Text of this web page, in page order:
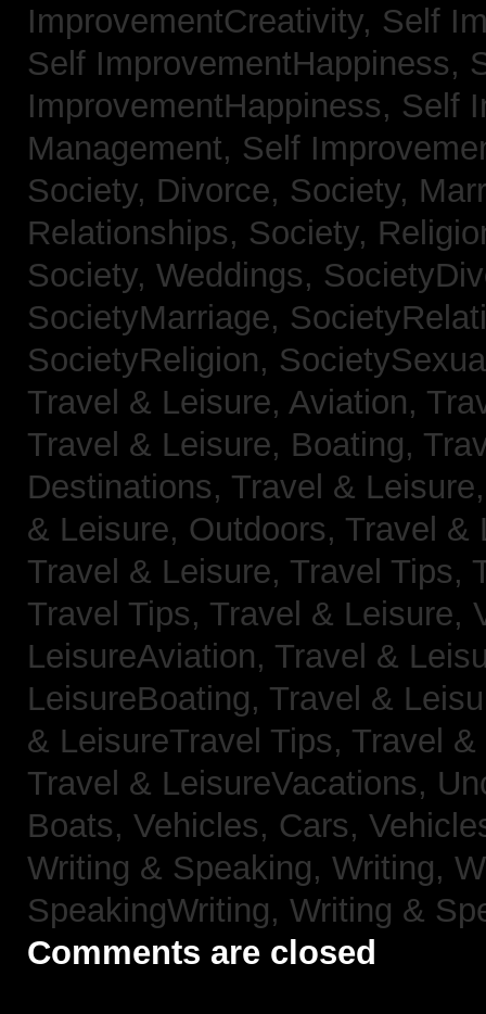
ImprovementCreativity, Self
Self ImprovementHappiness,
ImprovementHappiness, Self
Management, Self
Society, Divorce, Society,
Relationships, Society,
Society, Weddings,
SocietyMarriage,
SocietyReligion,
Travel & Leisure, Aviation,
Travel & Leisure, Boating,
Destinations, Travel &
& Leisure, Outdoors, Travel &
Travel & Leisure, Travel Tips,
Travel Tips, Travel & Leisure,
LeisureAviation, Travel &
LeisureBoating, Travel &
& LeisureTravel Tips, Travel
Travel & LeisureVacations,
Boats, Vehicles, Cars,
Writing & Speaking, Writing,
SpeakingWriting, Writing &
Comments are closed